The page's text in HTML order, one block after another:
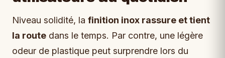
Niveau solidité, la finition inox rassure et tient
la route dans le temps. Par contre, une légère
odeur de plastique peut surprendre lors du